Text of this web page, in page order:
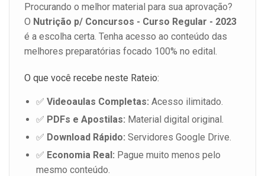
Procurando o melhor material para sua aprovação?
O Nutrição p/ Concursos - Curso Regular - 2023
é a escolha certa. Tenha acesso ao conteúdo das
melhores preparatórias focado 100% no edital.
O que você recebe neste Rateio:
✅ Videoaulas Completas: Acesso ilimitado.
✅ PDFs e Apostilas: Material digital original.
✅ Download Rápido: Servidores Google Drive.
✅ Economia Real: Pague muito menos pelo
mesmo conteúdo.